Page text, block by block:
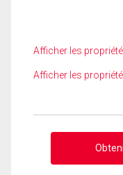
Afficher les
Afficher les